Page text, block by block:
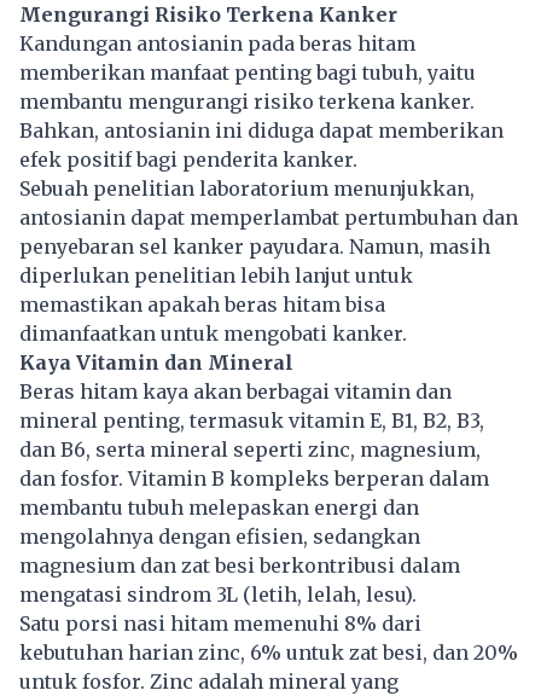
Mengurangi Risiko Terkena Kanker
Kandungan antosianin pada beras hitam
memberikan manfaat penting bagi tubuh, yaitu
membantu mengurangi risiko terkena kanker.
Bahkan, antosianin ini diduga dapat memberikan
efek positif bagi penderita kanker.
Sebuah penelitian laboratorium menunjukkan,
antosianin dapat memperlambat pertumbuhan dan
penyebaran sel kanker payudara. Namun, masih
diperlukan penelitian lebih lanjut untuk
memastikan apakah beras hitam bisa
dimanfaatkan untuk mengobati kanker.
Kaya Vitamin dan Mineral
Beras hitam kaya akan berbagai vitamin dan
mineral penting, termasuk vitamin E, B1, B2, B3,
dan B6, serta mineral seperti zinc, magnesium,
dan fosfor. Vitamin B kompleks berperan dalam
membantu tubuh melepaskan energi dan
mengolahnya dengan efisien, sedangkan
magnesium dan zat besi berkontribusi dalam
mengatasi sindrom 3L (letih, lelah, lesu).
Satu porsi nasi hitam memenuhi 8% dari
kebutuhan harian zinc, 6% untuk zat besi, dan 20%
untuk fosfor. Zinc adalah mineral yang